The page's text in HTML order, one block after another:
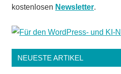
kostenlosen Newsletter.
NEUESTE ARTIKEL